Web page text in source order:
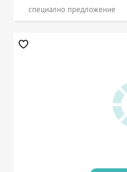
специално предложение